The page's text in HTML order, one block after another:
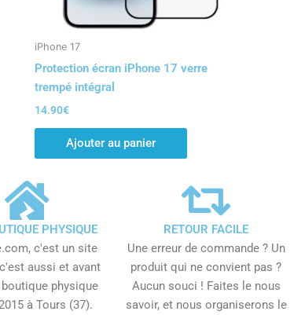
iPhone 17
Protection écran iPhone 17 verre
trempé intégral
14.90€
Ajouter au panier
PHYSIQUE
c'est un site
aussi et avant
physique
à Tours (37).
RETOUR FACILE
Une erreur de commande ? Un
produit qui ne convient pas ?
Aucun souci ! Faites le nous
savoir, et nous organiserons le